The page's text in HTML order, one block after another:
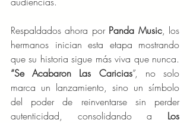
Respaldados ahora por Panda Music, los
hermanos inician esta etapa mostrando
“Se Acabaron Las Caricias”, no solo
marca un lanzamiento, sino un símbolo
del poder de reinventarse sin perder
autenticidad, consolidando a Los